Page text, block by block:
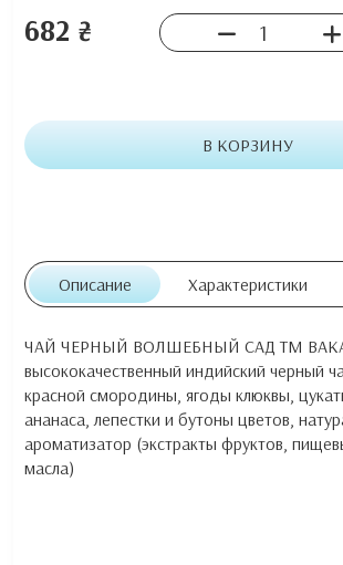
682 ₴
В КОРЗИНУ
Описание Характеристики
ЧАЙ ЧЕРНЫЙ ВОЛШЕБНЫЙ САД ТМ ВАКА
высококачественный индийский черный
красной смородины, ягоды клюквы,
ананаса, лепестки и бутоны цветов,
ароматизатор (экстракты фруктов,
масла)